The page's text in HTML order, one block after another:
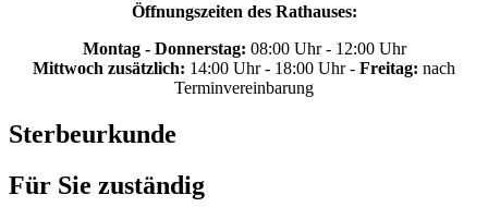
Öffnungszeiten des Rathauses:
Montag - Donnerstag: 08:00 Uhr - 12:00 Uhr
Mittwoch zusätzlich: 14:00 Uhr - 18:00 Uhr - Freitag: nach
Terminvereinbarung
Sterbeurkunde
Für Sie zuständig